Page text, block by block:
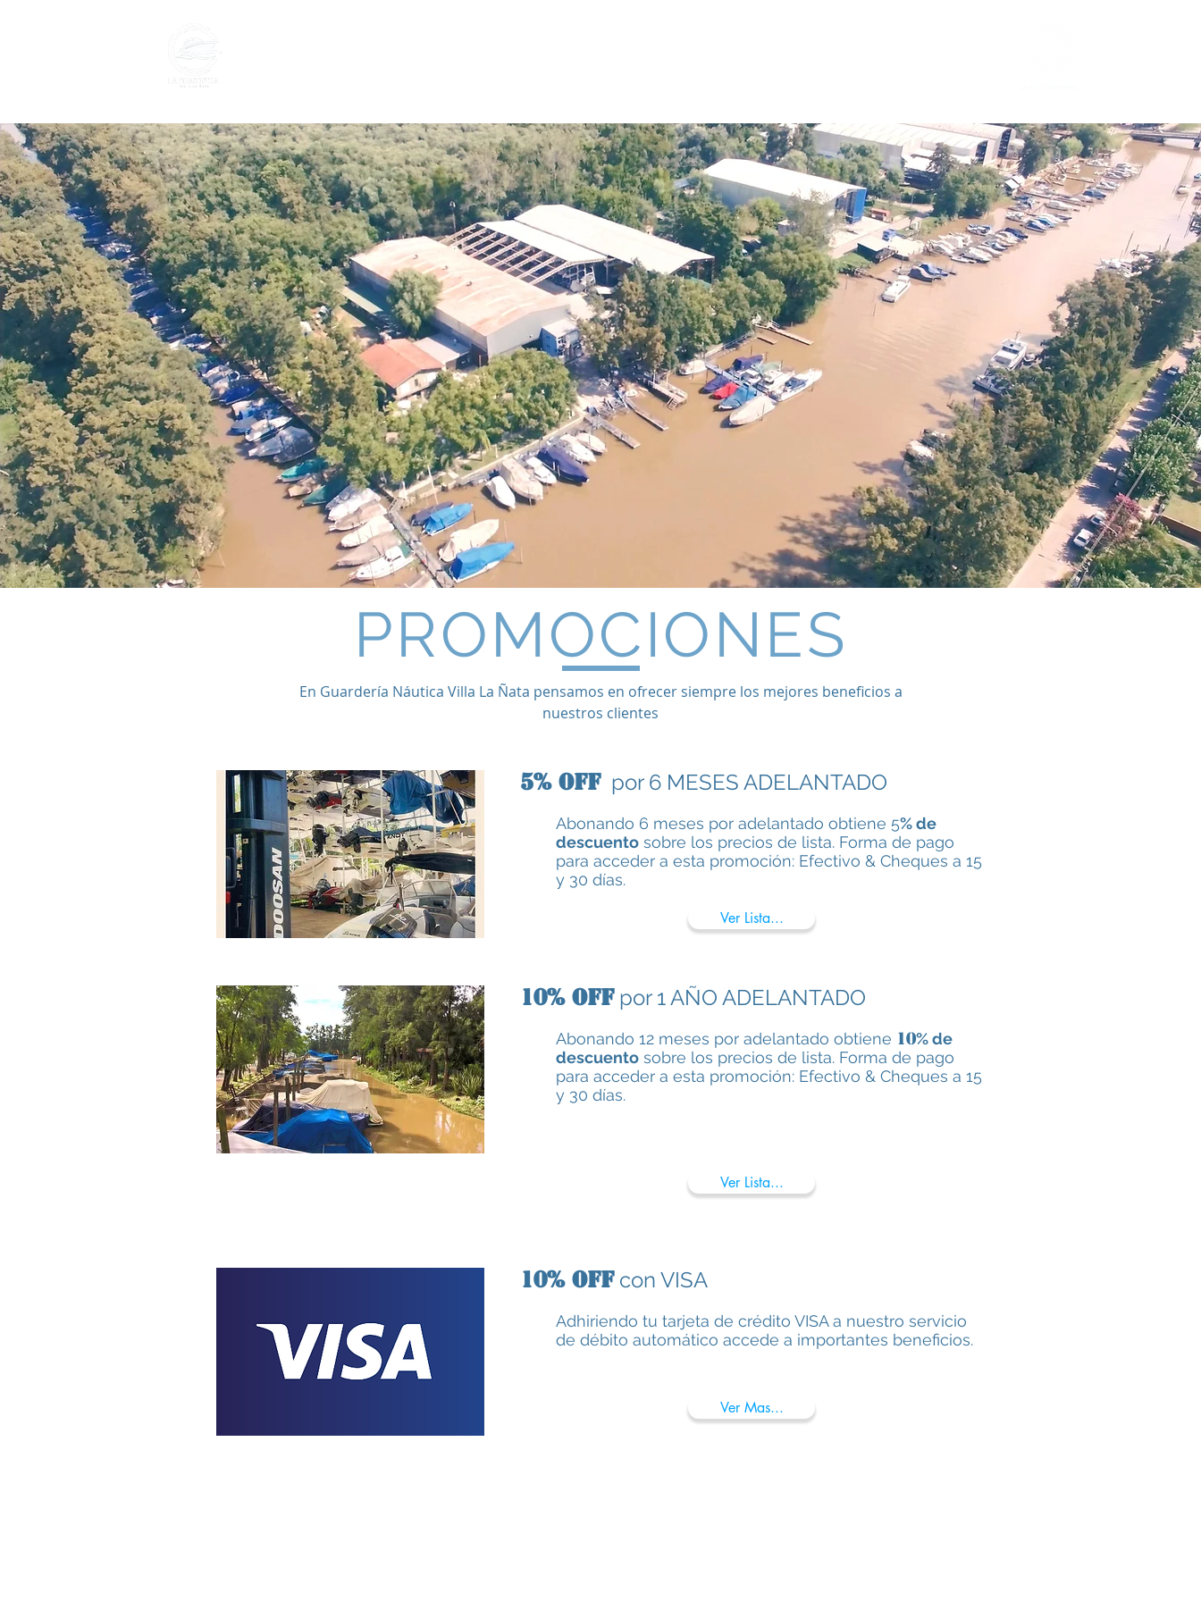
PROMOCIONES
En Guardería Náutica Villa La Ñata pensamos en ofrecer siempre los mejores beneficios a
nuestros clientes
5% OFFpor 6 MESES ADELANTADO
Abonando 6 meses por adelantado obtiene 5% de
descuento sobre los precios de lista. Forma de pago
para acceder a esta promoción: Efectivo & Cheques a 15
y 30 días.
Ver Lista...
10% OFFpor 1 AÑO ADELANTADO
Abonando 12 meses por adelantado obtiene 10% de
descuento sobre los precios de lista. Forma de pago
para acceder a esta promoción: Efectivo & Cheques a 15
y 30 días.
Ver Lista...
10% OFFcon VISA
Adhiriendo tu tarjeta de crédito VISA a nuestro servicio
de débito automático accede a importantes beneficios.
Ver Mas...